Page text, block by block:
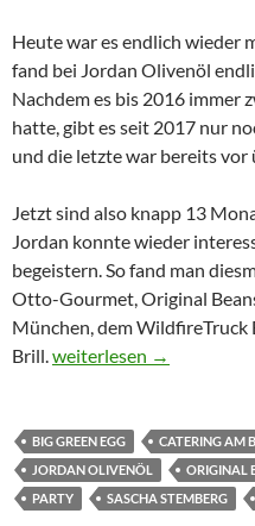
Heute war es endlich wieder
fand bei Jordan Olivenöl
Nachdem es bis 2016 immer
hatte, gibt es seit 2017 nur
und die letzte war bereits
Jetzt sind also knapp 13
Jordan konnte wieder
begeistern. So fand man
Otto-Gourmet, Original
München, dem WildfireTruck
Brill.BBQ 2018 bei Jordan in
weiterlesen →
BIG GREEN EGG CATERING AM
JORDAN OLIVENÖL
ORIGINAL
PARTY
SASCHA STEMBERG